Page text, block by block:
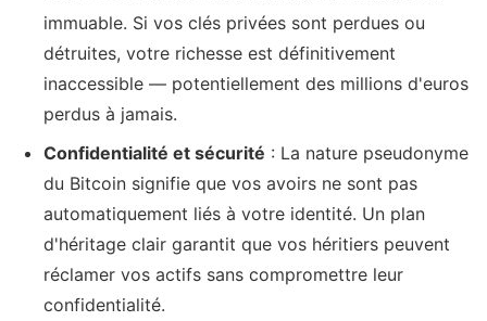
immuable. Si vos clés privées sont perdues ou
détruites, votre richesse est définitivement
inaccessible — potentiellement des millions d'euros
perdus à jamais.
Confidentialité et sécurité : La nature pseudonyme
du Bitcoin signifie que vos avoirs ne sont pas
automatiquement liés à votre identité. Un plan
d'héritage clair garantit que vos héritiers peuvent
réclamer vos actifs sans compromettre leur
confidentialité.